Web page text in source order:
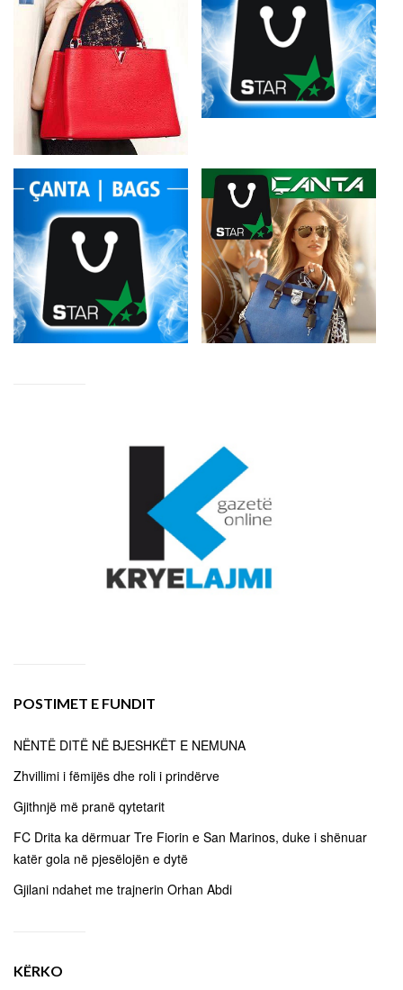
POSTIMET E FUNDIT
NËNTË DITË NË BJESHKËT E NEMUNA
Zhvillimi i fëmijës dhe roli i prindërve
Gjithnjë më pranë qytetarit
FC Drita ka dërmuar Tre Fiorin e San Marinos, duke i shënuar
katër gola në pjesëlojën e dytë
Gjilani ndahet me trajnerin Orhan Abdi
KËRKO